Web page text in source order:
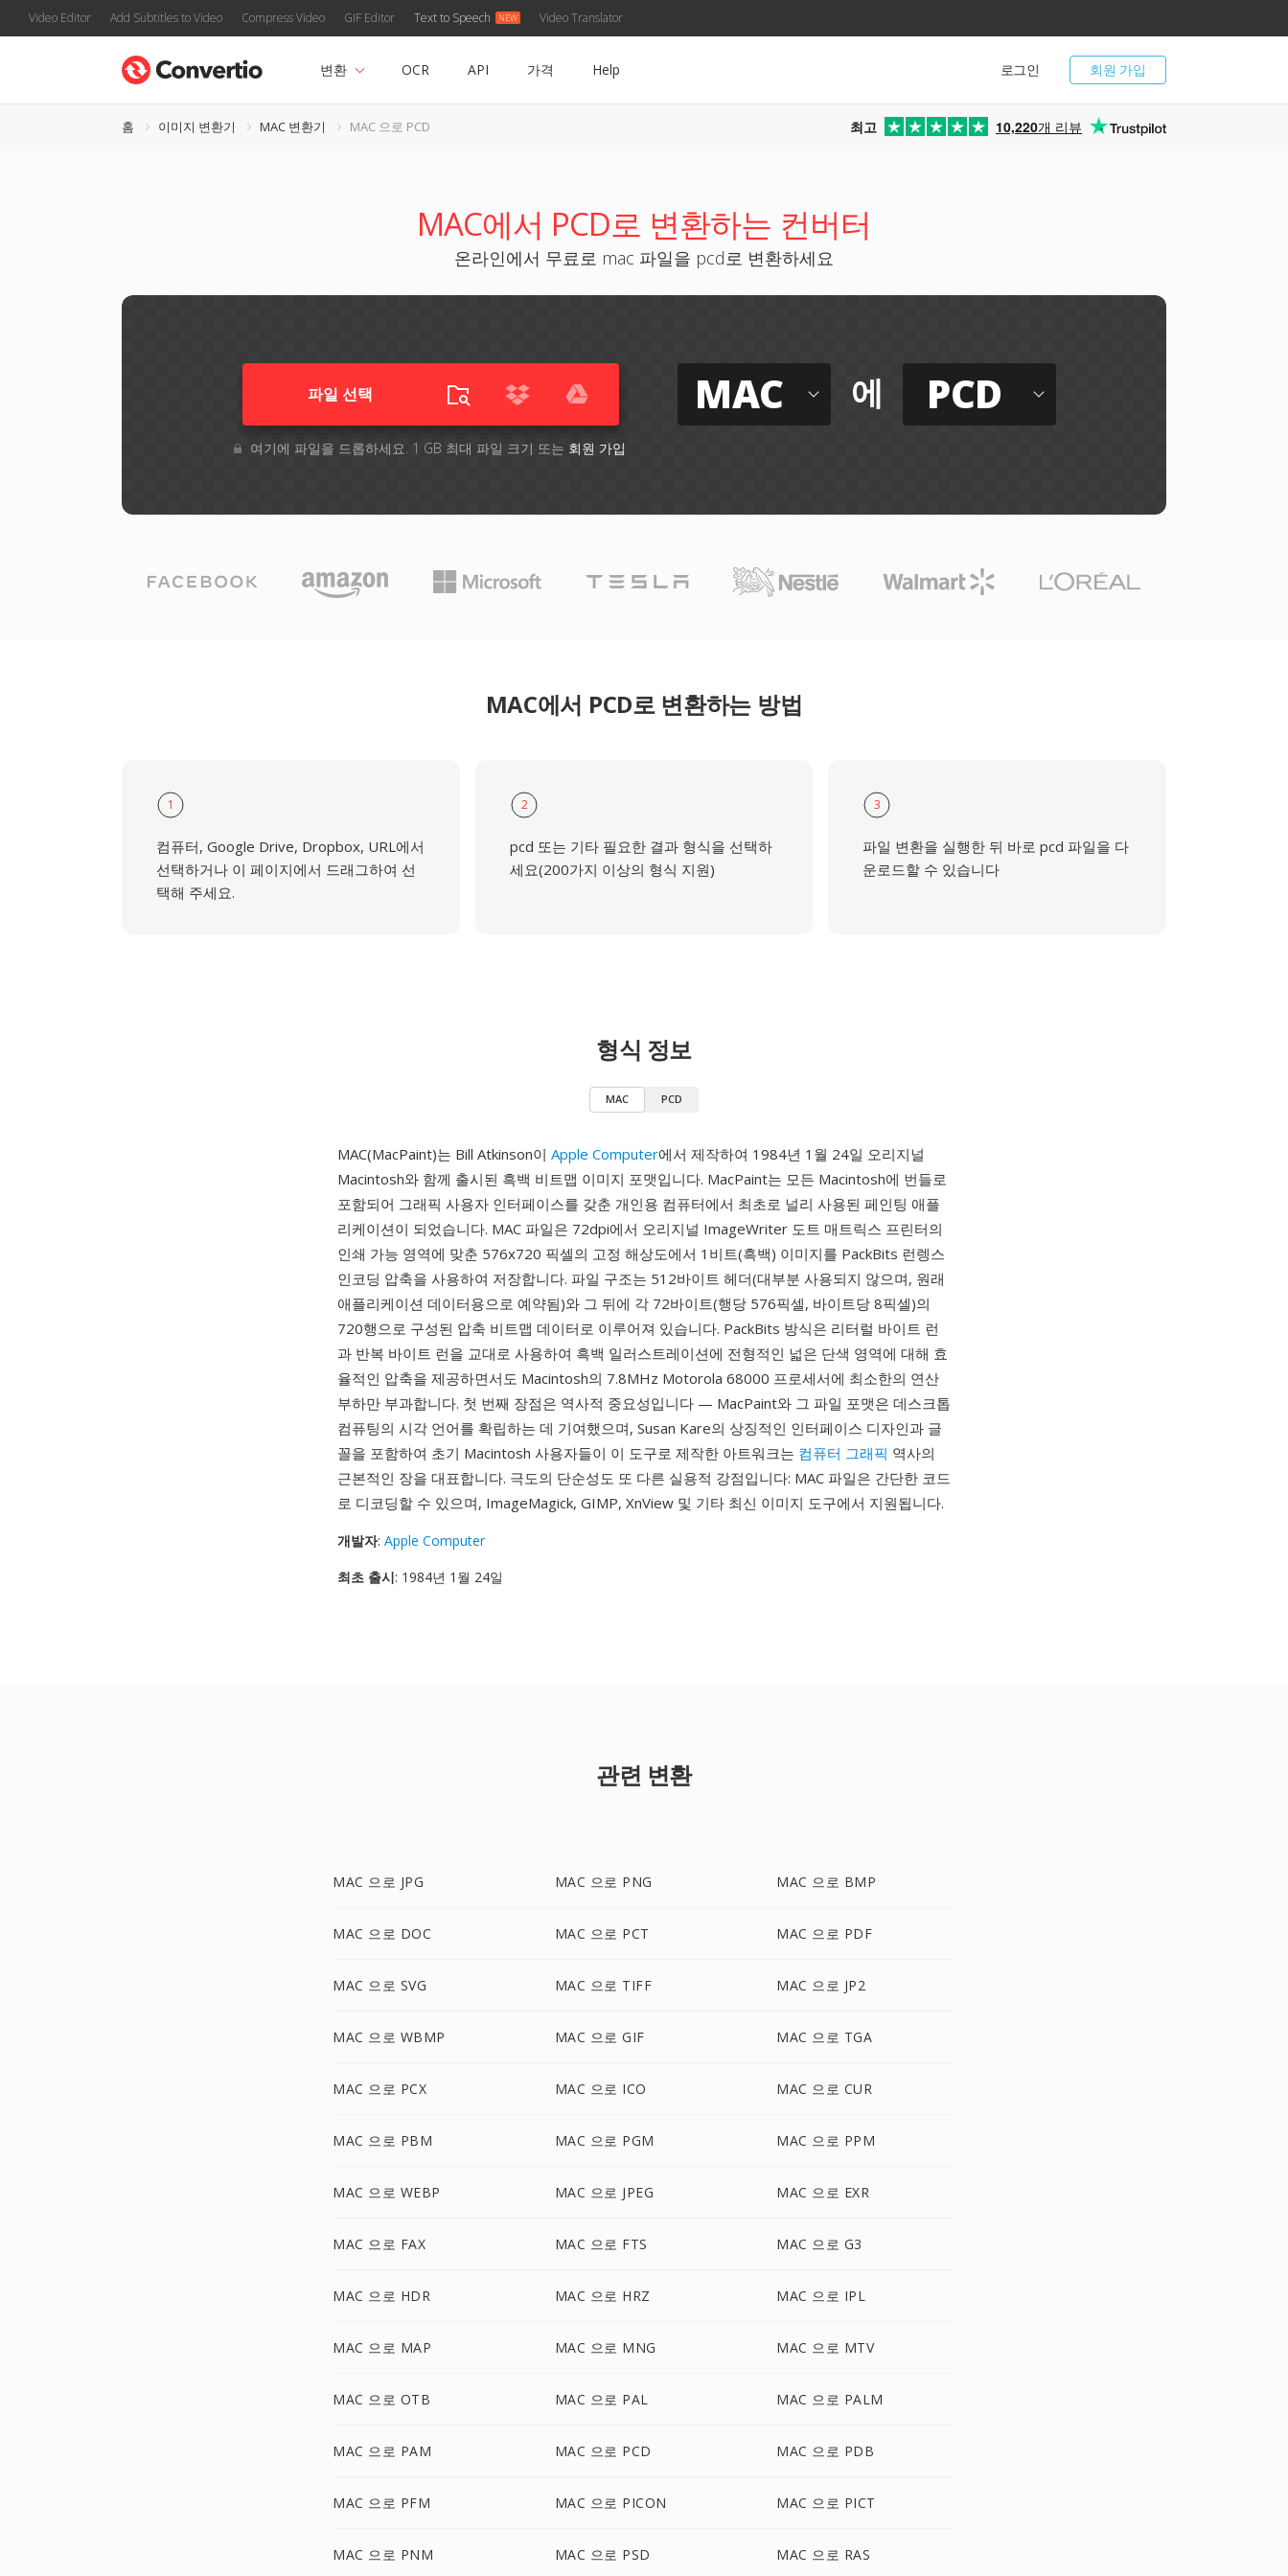
Video Editor Add Subtitles to Video Compress Video GIF Editor Text to Speech Video Translator
회원 가입
로그인
변환 OCR API 가격 Help
홈 이미지 변환기 MAC 변환기 MAC 으로 PCD 최고 10,220개 리뷰
MAC에서 PCD로 변환하는 컨버터
온라인에서 무료로 mac 파일을 pcd로 변환하세요
파일 선택
여기에 파일을 드롭하세요. 1 GB 최대 파일 크기 또는 회원 가입
MAC 에 PCD
MAC에서 PCD로 변환하는 방법
1
컴퓨터, Google Drive, Dropbox, URL에서
선택하거나 이 페이지에서 드래그하여 선
택해 주세요.
2
pcd 또는 기타 필요한 결과 형식을 선택하
세요(200가지 이상의 형식 지원)
3
파일 변환을 실행한 뒤 바로 pcd 파일을 다
운로드할 수 있습니다
형식 정보
MAC PCD
MAC(MacPaint)는 Bill Atkinson이 Apple Computer에서 제작하여 1984년 1월 24일 오리지널
Macintosh와 함께 출시된 흑백 비트맵 이미지 포맷입니다. MacPaint는 모든 Macintosh에 번들로
포함되어 그래픽 사용자 인터페이스를 갖춘 개인용 컴퓨터에서 최초로 널리 사용된 페인팅 애플
리케이션이 되었습니다. MAC 파일은 72dpi에서 오리지널 ImageWriter 도트 매트릭스 프린터의
인쇄 가능 영역에 맞춘 576x720 픽셀의 고정 해상도에서 1비트(흑백) 이미지를 PackBits 런렝스
인코딩 압축을 사용하여 저장합니다. 파일 구조는 512바이트 헤더(대부분 사용되지 않으며, 원래
애플리케이션 데이터용으로 예약됨)와 그 뒤에 각 72바이트(행당 576픽셀, 바이트당 8픽셀)의
720행으로 구성된 압축 비트맵 데이터로 이루어져 있습니다. PackBits 방식은 리터럴 바이트 런
과 반복 바이트 런을 교대로 사용하여 흑백 일러스트레이션에 전형적인 넓은 단색 영역에 대해 효
율적인 압축을 제공하면서도 Macintosh의 7.8MHz Motorola 68000 프로세서에 최소한의 연산
부하만 부과합니다. 첫 번째 장점은 역사적 중요성입니다 — MacPaint와 그 파일 포맷은 데스크톱
컴퓨팅의 시각 언어를 확립하는 데 기여했으며, Susan Kare의 상징적인 인터페이스 디자인과 글
꼴을 포함하여 초기 Macintosh 사용자들이 이 도구로 제작한 아트워크는 컴퓨터 그래픽 역사의
근본적인 장을 대표합니다. 극도의 단순성도 또 다른 실용적 강점입니다: MAC 파일은 간단한 코드
로 디코딩할 수 있으며, ImageMagick, GIMP, XnView 및 기타 최신 이미지 도구에서 지원됩니다.
개발자: Apple Computer
최초 출시: 1984년 1월 24일
관련 변환
MAC 으로 JPG MAC 으로 PNG MAC 으로 BMP
MAC 으로 DOC MAC 으로 PCT MAC 으로 PDF
MAC 으로 SVG MAC 으로 TIFF MAC 으로 JP2
MAC 으로 WBMP MAC 으로 GIF MAC 으로 TGA
MAC 으로 PCX MAC 으로 ICO MAC 으로 CUR
MAC 으로 PBM MAC 으로 PGM MAC 으로 PPM
MAC 으로 WEBP MAC 으로 JPEG MAC 으로 EXR
MAC 으로 FAX MAC 으로 FTS MAC 으로 G3
MAC 으로 HDR MAC 으로 HRZ MAC 으로 IPL
MAC 으로 MAP MAC 으로 MNG MAC 으로 MTV
MAC 으로 OTB MAC 으로 PAL MAC 으로 PALM
MAC 으로 PAM MAC 으로 PCD MAC 으로 PDB
MAC 으로 PFM MAC 으로 PICON MAC 으로 PICT
MAC 으로 PNM MAC 으로 PSD MAC 으로 RAS